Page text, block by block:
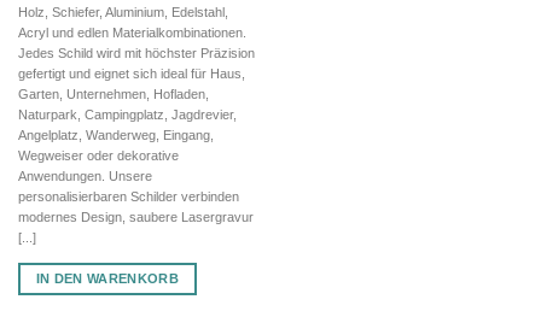
Holz, Schiefer, Aluminium, Edelstahl,
Acryl und edlen Materialkombinationen.
Jedes Schild wird mit höchster Präzision
gefertigt und eignet sich ideal für Haus,
Garten, Unternehmen, Hofladen,
Naturpark, Campingplatz, Jagdrevier,
Angelplatz, Wanderweg, Eingang,
Wegweiser oder dekorative
Anwendungen. Unsere
personalisierbaren Schilder verbinden
modernes Design, saubere Lasergravur
[...]
IN DEN WARENKORB